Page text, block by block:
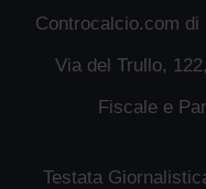
Controcalcio.com di
Via del Trullo,
Fiscale e
Testata